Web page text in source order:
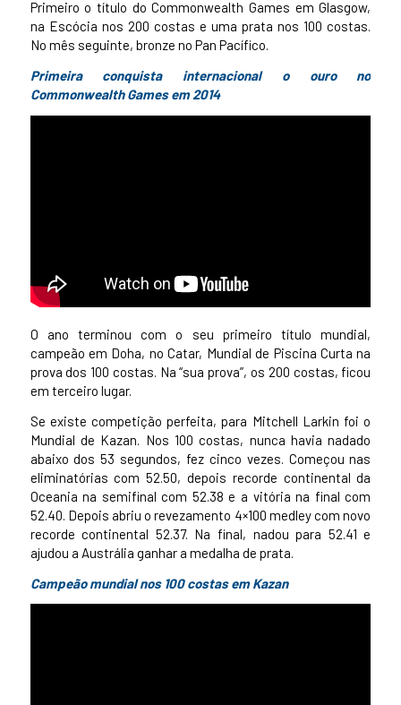
Primeiro o título do Commonwealth Games em Glasgow,
na Escócia nos 200 costas e uma prata nos 100 costas.
No mês seguinte, bronze no Pan Pacífico.
Primeira conquista internacional o ouro no
Commonwealth Games em 2014
O ano terminou com o seu primeiro título mundial,
campeão em Doha, no Catar, Mundial de Piscina Curta na
prova dos 100 costas. Na “sua prova”, os 200 costas, ficou
em terceiro lugar.
Se existe competição perfeita, para Mitchell Larkin foi o
Mundial de Kazan. Nos 100 costas, nunca havia nadado
abaixo dos 53 segundos, fez cinco vezes. Começou nas
eliminatórias com 52.50, depois recorde continental da
Oceania na semifinal com 52.38 e a vitória na final com
52.40. Depois abriu o revezamento 4×100 medley com novo
recorde continental 52.37. Na final, nadou para 52.41 e
ajudou a Austrália ganhar a medalha de prata.
Campeão mundial nos 100 costas em Kazan